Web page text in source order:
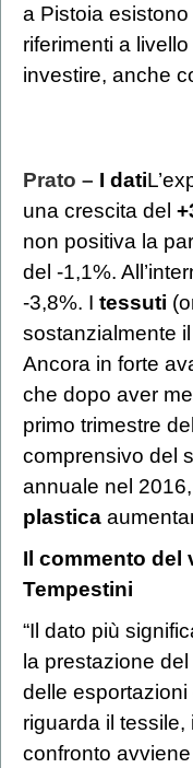
a Pistoia
riferimenti a
investire, anche
Prato – I dati
una crescita del
non positiva la
del -1,1%.
-3,8%. I tessuti
sostanzialmente
Ancora in forte
che dopo aver
primo trimestre
comprensivo del
annuale nel
plastica
Il commento del
Tempestini
“Il dato più
la prestazione
delle
riguarda il
confronto